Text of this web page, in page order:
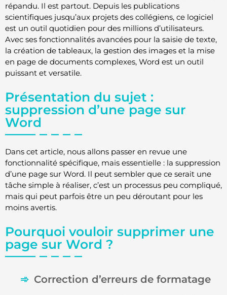
répandu. Il est partout. Depuis les publications
scientifiques jusqu’aux projets des collégiens, ce logiciel
est un outil quotidien pour des millions d’utilisateurs.
Avec ses fonctionnalités avancées pour la saisie de texte,
la création de tableaux, la gestion des images et la mise
en page de documents complexes, Word est un outil
puissant et versatile.
Présentation du sujet :
suppression d’une page sur
Word
Dans cet article, nous allons passer en revue une
fonctionnalité spécifique, mais essentielle : la suppression
d’une page sur Word. Il peut sembler que ce serait une
tâche simple à réaliser, c’est un processus peu compliqué,
mais qui peut parfois être un peu déroutant pour les
moins avertis.
Pourquoi vouloir supprimer une
page sur Word ?
Correction d’erreurs de formatage